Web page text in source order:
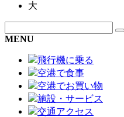
大
MENU
飛行機に乗る
空港で食事
空港でお買い物
施設・サービス
交通アクセス